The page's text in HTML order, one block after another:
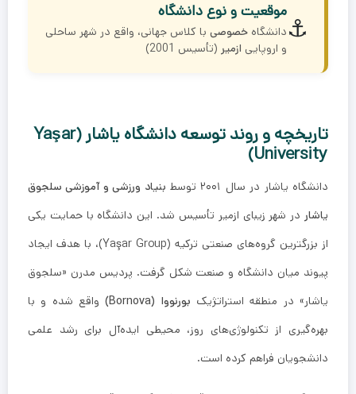
⚓
موقعیت و نوع دانشگاه
دانشگاه خصوصی با کلاس جهانی، واقع در شهر ساحلی
و اروپایی ازمیر (تأسیس 2001)
تاریخچه و روند توسعه دانشگاه یاشار (Yaşar
University)
دانشگاه یاشار در سال ۲۰۰۱ توسط
بنیاد ورزشی و آموزشی سلجوق
یاشار در شهر زیبای ازمیر تأسیس شد. این دانشگاه با حمایت یکی
از بزرگترین گروه‌های صنعتی ترکیه (Yaşar Group)، با هدف ایجاد
پیوند میان دانشگاه و صنعت شکل گرفت. پردیس مدرن «سلجوق
یاشار» در منطقه استراتژیک بورنووا (Bornova)
واقع شده و با
بهره‌گیری از تکنولوژی‌های روز، محیطی ایده‌آل برای رشد علمی
دانشجویان فراهم کرده است.